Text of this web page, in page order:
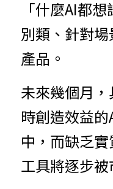
「什麼AI都
別類、針對
產品。
未來幾個月
時創造效益
中，而缺乏
工具將逐步被